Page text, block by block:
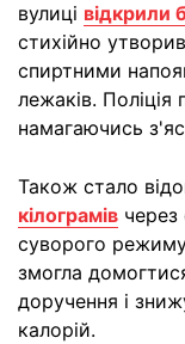
вулиці відкрили
стихійно
спиртними
лежаків. Поліція
намагаючись
Також стало
кілограмів через
суворого
змогла
доручення і
калорій.